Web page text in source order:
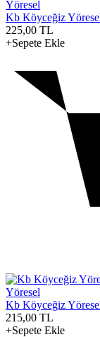
Kb Köyceğiz
225,00 TL
+Sepete Ekle
Kb Köyceğiz
215,00 TL
+Sepete Ekle